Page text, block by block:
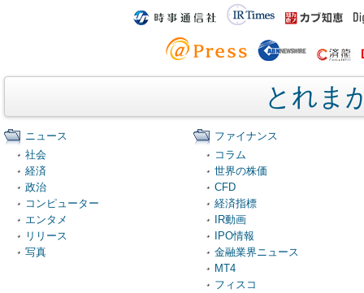
とれま
ニュース
社会
経済
政治
コンピューター
エンタメ
リリース
写真
ファイナンス
コラム
世界の株価
CFD
経済指標
IR動画
IPO情報
金融業界ニュース
MT4
フィスコ